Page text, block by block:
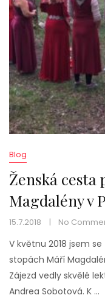
Blog
Ženská cesta
Magdalény v
15.7.2018 No
V květnu 2018 jsem
stopách Máří
Zájezd vedly skvělé
Andrea Sobotová. K …